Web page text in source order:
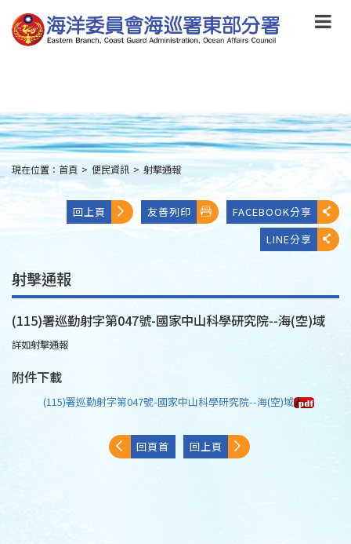
到
主
要
main
content
:::
現在位置： 首頁 > 便民資訊 > 射擊通報
回上頁 友善列印
FACEBOOK分享
LINE分享
射擊通報
(115)署巡勤射字第047號-國家中山科學研究院--海(空)域
詳如射擊通報
附件下載
(115)署巡勤射字第047號-國家中山科學研究院--海(空)域
回頁首 回上頁